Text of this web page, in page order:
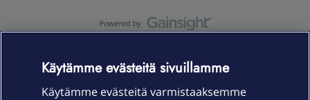
Käytämme evästeitä sivuillamme
Käytämme evästeitä varmistaaksemme